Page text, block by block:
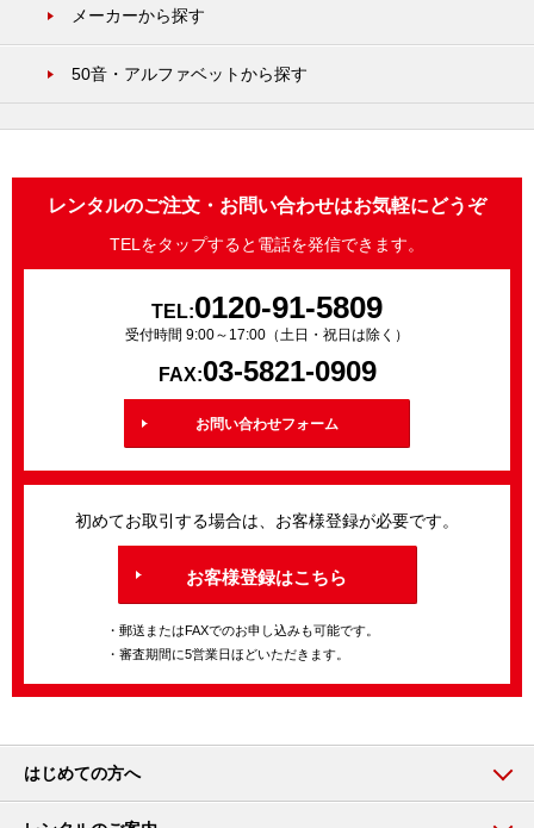
メーカーから探す
50音・アルファベットから探す
レンタルのご注文・お問い合わせはお気軽にどうぞ
TELをタップすると電話を発信できます。
TEL:0120-91-5809
受付時間 9:00～17:00（土日・祝日は除く）
FAX:03-5821-0909
お問い合わせフォーム
初めてお取引する場合は、お客様登録が必要です。
お客様登録はこちら
・郵送またはFAXでのお申し込みも可能です。
・審査期間に5営業日ほどいただきます。
はじめての方へ